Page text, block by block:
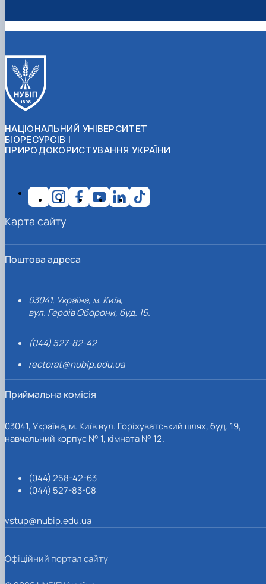
НАЦІОНАЛЬНИЙ УНІВЕРСИТЕТ
БІОРЕСУРСІВ І
ПРИРОДОКОРИСТУВАННЯ УКРАЇНИ
Поштова адреса
03041, Україна, м. Київ,
вул. Героїв Оборони, буд. 15.
(044) 527-82-42
rectorat@nubip.edu.ua
Приймальна комісія
03041, Україна, м. Київ вул. Горіхуватський шлях, буд. 19,
навчальний корпус № 1, кімната № 12.
(044) 258-42-63
(044) 527-83-08
vstup@nubip.edu.ua
Карта сайту
Офіційний портал сайту